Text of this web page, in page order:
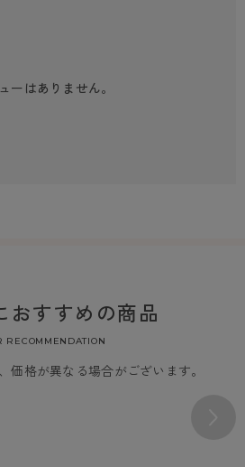
ーはありません。
おすすめの商品
RECOMMENDATION
価格が異なる場合がございます。